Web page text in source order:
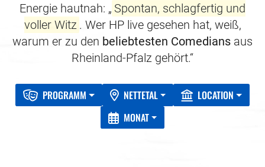
Energie hautnah: „ Spontan, schlagfertig und
voller Witz . Wer HP live gesehen hat, weiß,
warum er zu den beliebtesten Comedians aus
Rheinland-Pfalz gehört.“
PROGRAMM NETTETAL
LOCATION
MONAT